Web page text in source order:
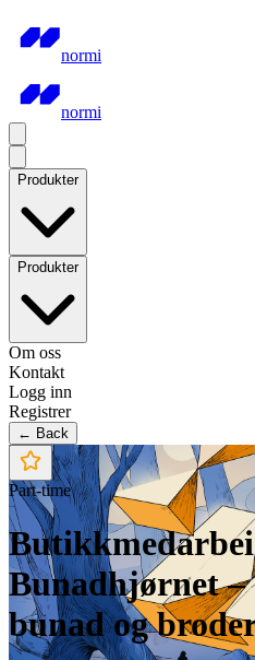
normi
normi
Produkter
Produkter
Om oss
Kontakt
Logg inn
Registrer
← Back
Part-time
Bunadhjørnet –
bunad og